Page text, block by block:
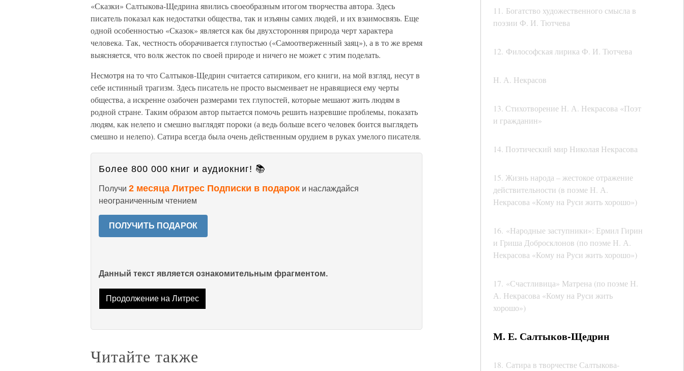
11. Богатство художественного смысла в
поэзии Ф. И. Тютчева
12. Философская лирика Ф. И. Тютчева
Н. А. Некрасов
13. Стихотворение Н. А. Некрасова «Поэт
и гражданин»
14. Поэтический мир Николая Некрасова
15. Жизнь народа – жестокое отражение
действительности (в поэме Н. А.
Некрасова «Кому на Руси жить хорошо»)
16. «Народные заступники»: Ермил Гирин
и Гриша Добросклонов (по поэме Н. А.
Некрасова «Кому на Руси жить хорошо»)
17. «Счастливица» Матрена (по поэме Н.
А. Некрасова «Кому на Руси жить
хорошо»)
М. Е. Салтыков-Щедрин
18. Сатира в творчестве Салтыкова-
«Сказки» Салтыкова-Щедрина явились своеобразным итогом творчества автора. Здесь
писатель показал как недостатки общества, так и изъяны самих людей, и их взаимосвязь. Еще
одной особенностью «Сказок» является как бы двухсторонняя природа черт характера
человека. Так, честность оборачивается глупостью («Самоотверженный заяц»), а в то же время
выясняется, что волк жесток по своей природе и ничего не может с этим поделать.
Несмотря на то что Салтыков-Щедрин считается сатириком, его книги, на мой взгляд, несут в
себе истинный трагизм. Здесь писатель не просто высмеивает не нравящиеся ему черты
общества, а искренне озабочен размерами тех глупостей, которые мешают жить людям в
родной стране. Таким образом автор пытается помочь решить назревшие проблемы, показать
людям, как нелепо и смешно выглядят пороки (а ведь больше всего человек боится выглядеть
смешно и нелепо). Сатира всегда была очень действенным орудием в руках умелого писателя.
Более 800 000 книг и аудиокниг! 📚
Получи 2 месяца Литрес Подписки в подарок и наслаждайся
неограниченным чтением
ПОЛУЧИТЬ ПОДАРОК
Данный текст является ознакомительным фрагментом.
Продолжение на Литрес
Читайте также